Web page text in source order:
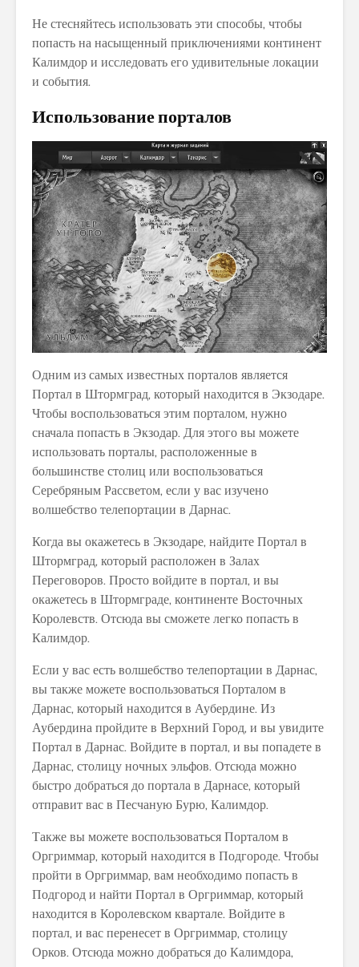
Не стесняйтесь использовать эти способы, чтобы
попасть на насыщенный приключениями континент
Калимдор и исследовать его удивительные локации
и события.
Использование порталов
Одним из самых известных порталов является
Портал в Штормград, который находится в Экзодаре.
Чтобы воспользоваться этим порталом, нужно
сначала попасть в Экзодар. Для этого вы можете
использовать порталы, расположенные в
большинстве столиц или воспользоваться
Серебряным Рассветом, если у вас изучено
волшебство телепортации в Дарнас.
Когда вы окажетесь в Экзодаре, найдите Портал в
Штормград, который расположен в Залах
Переговоров. Просто войдите в портал, и вы
окажетесь в Штормграде, континенте Восточных
Королевств. Отсюда вы сможете легко попасть в
Калимдор.
Если у вас есть волшебство телепортации в Дарнас,
вы также можете воспользоваться Порталом в
Дарнас, который находится в Аубердине. Из
Аубердина пройдите в Верхний Город, и вы увидите
Портал в Дарнас. Войдите в портал, и вы попадете в
Дарнас, столицу ночных эльфов. Отсюда можно
быстро добраться до портала в Дарнасе, который
отправит вас в Песчаную Бурю, Калимдор.
Также вы можете воспользоваться Порталом в
Оргриммар, который находится в Подгороде. Чтобы
пройти в Оргриммар, вам необходимо попасть в
Подгород и найти Портал в Оргриммар, который
находится в Королевском квартале. Войдите в
портал, и вас перенесет в Оргриммар, столицу
Орков. Отсюда можно добраться до Калимдора,